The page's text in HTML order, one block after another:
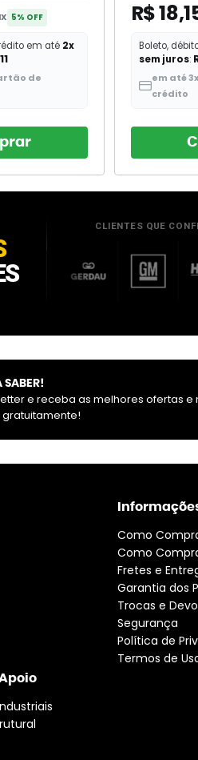
5% OFF
em até 2x
de
R$
Boleto,
sem juros:
em até
crédito
SABER!
e receba as melhores ofertas
Como
Como
Fretes e
Garantia dos
Trocas e
Segurança
Política de
Termos de